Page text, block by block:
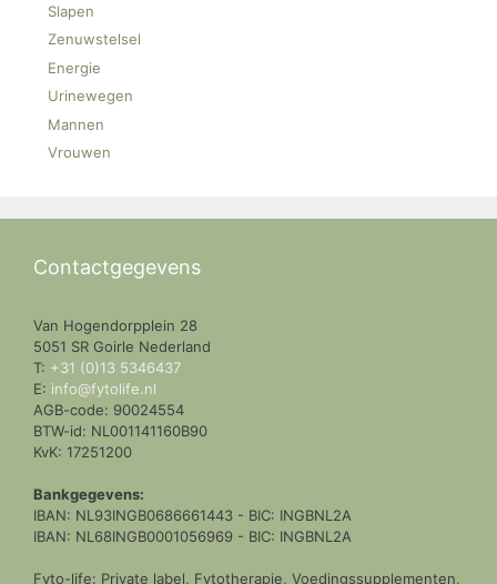
Slapen
Zenuwstelsel
Energie
Urinewegen
Mannen
Vrouwen
Contactgegevens
Van Hogendorpplein 28
5051 SR Goirle Nederland
T: +31 (0)13 5346437
E: info@fytolife.nl
AGB-code: 90024554
BTW-id: NL001141160B90
KvK: 17251200
Bankgegevens:
IBAN: NL93INGB0686661443 - BIC: INGBNL2A
IBAN: NL68INGB0001056969 - BIC: INGBNL2A
Fyto-life: Private label, Fytotherapie, Voedingssupplementen,